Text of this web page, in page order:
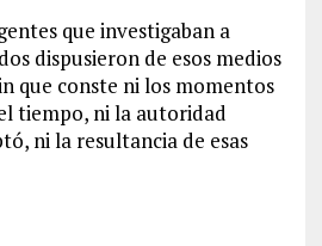
que investigaban a
dispusieron de esos medios
que conste ni los momentos
tiempo, ni la autoridad
ni la resultancia de esas